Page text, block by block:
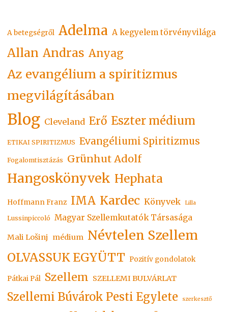
A betegségről Adelma A kegyelem törvényvilága
Allan Andras Anyag
Az evangélium a spiritizmus
megvilágításában
Blog Cleveland Erő Eszter médium
ETIKAI SPIRITIZMUS Evangéliumi Spiritizmus
Fogalomtisztázás Grünhut Adolf
Hangoskönyvek Hephata
Hoffmann Franz IMA Kardec Könyvek Lilla
Lussinpiccoló Magyar Szellemkutatók Társasága
Mali Lošinj médium Névtelen Szellem
OLVASSUK EGYÜTT Pozitív gondolatok
Pátkai Pál Szellem SZELLEMI BULVÁRLAT
Szellemi Búvárok Pesti Egylete szerkesztő